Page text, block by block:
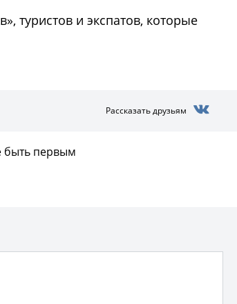
туристов и экспатов, которые
Рассказать друзьям
быть первым